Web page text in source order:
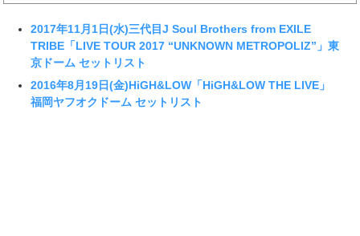
2017年11月1日(水)三代目J Soul Brothers from EXILE
TRIBE「LIVE TOUR 2017 “UNKNOWN METROPOLIZ”」東
京ドーム セットリスト
2016年8月19日(金)HiGH&LOW「HiGH&LOW THE LIVE」
福岡ヤフオクドーム セットリスト